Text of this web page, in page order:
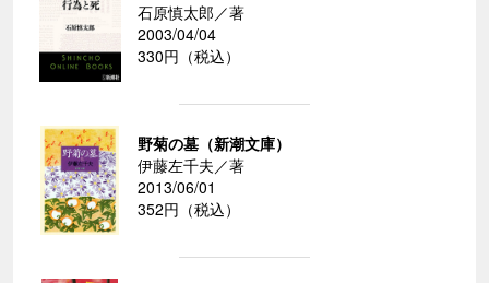
石原慎太郎／著
2003/04/04
330円（税込）
野菊の墓（新潮文庫）
伊藤左千夫／著
2013/06/01
352円（税込）